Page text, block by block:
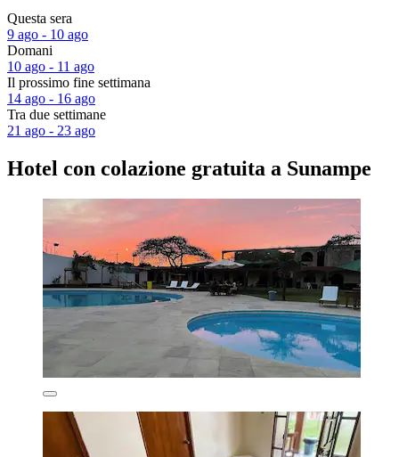
Questa sera
9 ago - 10 ago
Domani
10 ago - 11 ago
Il prossimo fine settimana
14 ago - 16 ago
Tra due settimane
21 ago - 23 ago
Hotel con colazione gratuita a Sunampe